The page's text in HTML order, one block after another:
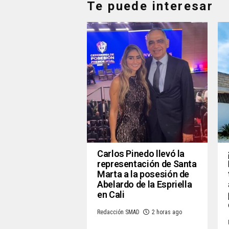
Te puede interesar
Carlos Pinedo llevó la
representación de Santa
Marta a la posesión de
Abelardo de la Espriella
en Cali
Redacción SMAD 2 horas ago